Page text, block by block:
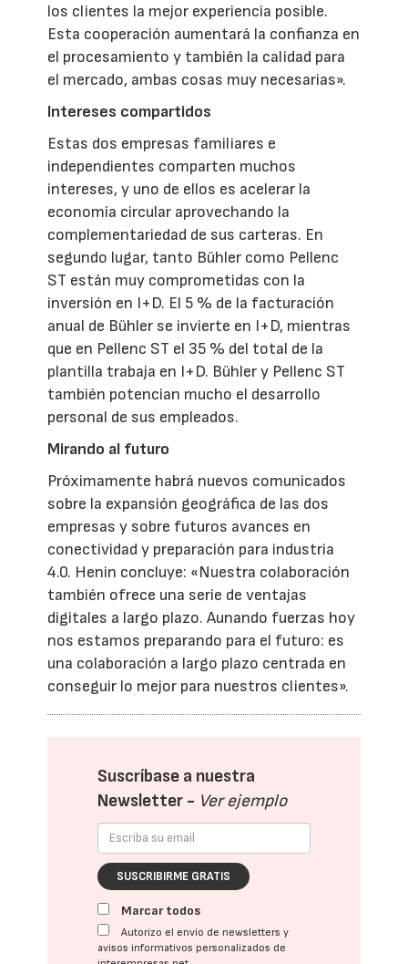
los clientes la mejor experiencia posible.
Esta cooperación aumentará la confianza en
el procesamiento y también la calidad para
el mercado, ambas cosas muy necesarias».
Intereses compartidos
Estas dos empresas familiares e
independientes comparten muchos
intereses, y uno de ellos es acelerar la
economía circular aprovechando la
complementariedad de sus carteras. En
segundo lugar, tanto Bühler como Pellenc
ST están muy comprometidas con la
inversión en I+D. El 5 % de la facturación
anual de Bühler se invierte en I+D, mientras
que en Pellenc ST el 35 % del total de la
plantilla trabaja en I+D. Bühler y Pellenc ST
también potencian mucho el desarrollo
personal de sus empleados.
Mirando al futuro
Próximamente habrá nuevos comunicados
sobre la expansión geográfica de las dos
empresas y sobre futuros avances en
conectividad y preparación para industria
4.0. Henin concluye: «Nuestra colaboración
también ofrece una serie de ventajas
digitales a largo plazo. Aunando fuerzas hoy
nos estamos preparando para el futuro: es
una colaboración a largo plazo centrada en
conseguir lo mejor para nuestros clientes».
Suscríbase a nuestra
Newsletter - Ver ejemplo
SUSCRIBIRME GRATIS
Marcar todos
Autorizo el envío de newsletters y
avisos informativos personalizados de